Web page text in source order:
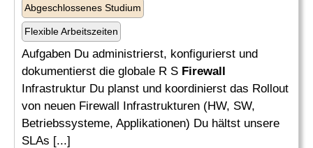
Abgeschlossenes Studium
Flexible Arbeitszeiten
Aufgaben Du administrierst, konfigurierst und
dokumentierst die globale R S Firewall
Infrastruktur Du planst und koordinierst das Rollout
von neuen Firewall Infrastrukturen (HW, SW,
Betriebssysteme, Applikationen) Du hältst unsere
SLAs [...]